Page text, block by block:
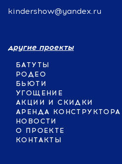
kindershow@yandex.ru
другие проекты
БАТУТЫ
РОДЕО
БЬЮТИ
УГОЩЕНИЕ
АКЦИИ И СКИДКИ
АРЕНДА КОНСТРУКТОРА
НОВОСТИ
О ПРОЕКТЕ
КОНТАКТЫ